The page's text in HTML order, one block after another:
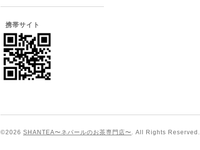
携帯サイト
©2026 SHANTEA〜ネパールのお茶専門店〜 . All Rights Reserved.